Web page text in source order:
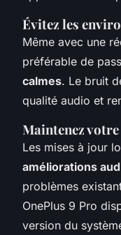
Évitez les
Même avec une
préférable de
calmes. Le bruit
qualité audio et
Maintenez
Les mises à jour
améliorations
problèmes
OnePlus 9 Pro
version du